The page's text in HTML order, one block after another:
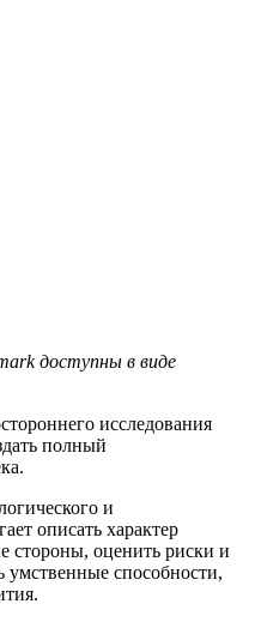
доступны в виде
исследования
полный
и
описать характер
стороны, оценить риски и
умственные способности,